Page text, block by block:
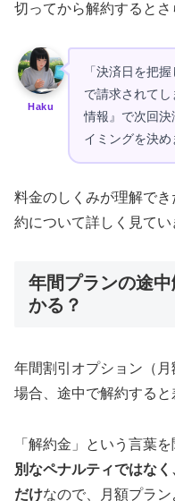
切ってから解約するとさ
Haku
「決済日を把
で請求されて
情報』で次回決
イミングを決め
料金のしくみが理解で
約について詳しく見てい
年間プランの途
かる？
年間割引オプション（
場合、途中で解約すると
「解約金」という言葉
別なペナルティではな
だけなので、月額プラン